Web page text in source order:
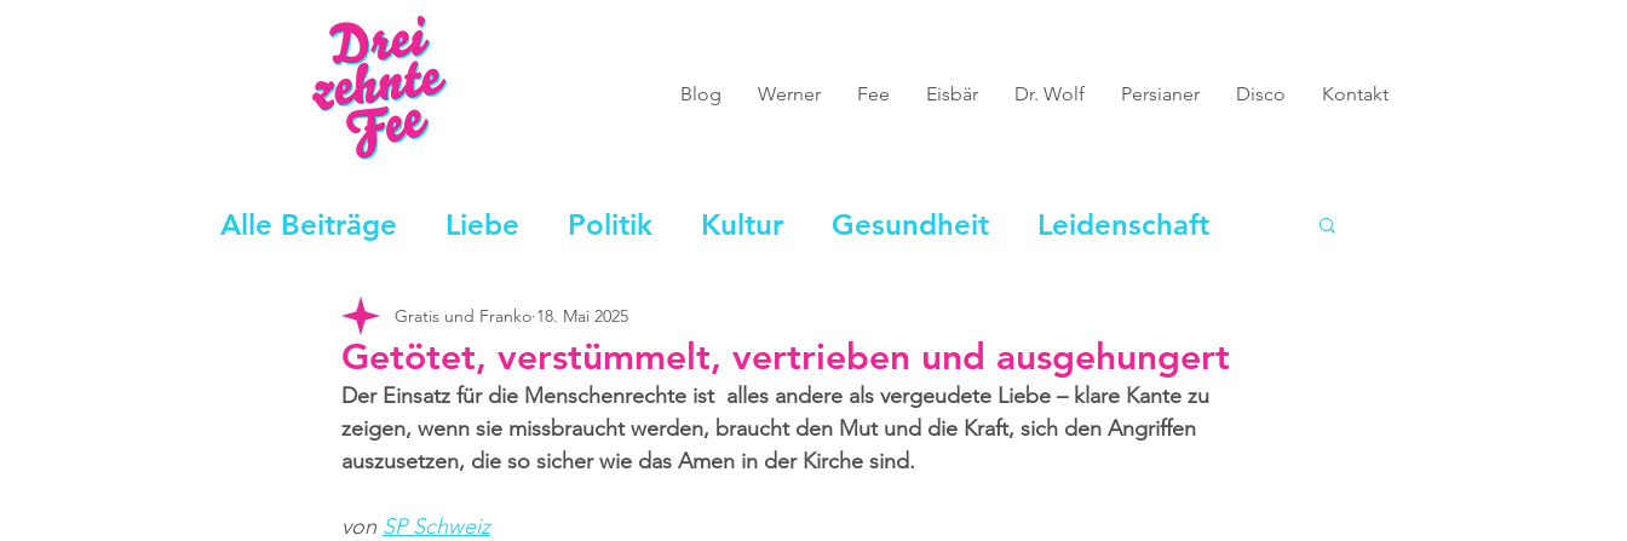
Blog Werner Fee Eisbär Dr. Wolf Persianer Disco Kontakt
Alle Beiträge Liebe Politik Kultur Gesundheit Leidenschaft
Getötet, verstümmelt, vertrieben und ausgehungert
Gratis und Franko 18. Mai 2025
Der Einsatz für die Menschenrechte ist  alles andere als vergeudete Liebe – klare Kante zu
zeigen, wenn sie missbraucht werden, braucht den Mut und die Kraft, sich den Angriffen
auszusetzen, die so sicher wie das Amen in der Kirche sind.
von SP Schweiz